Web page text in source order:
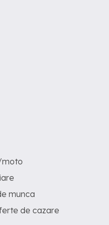
moto
munca
de cazare